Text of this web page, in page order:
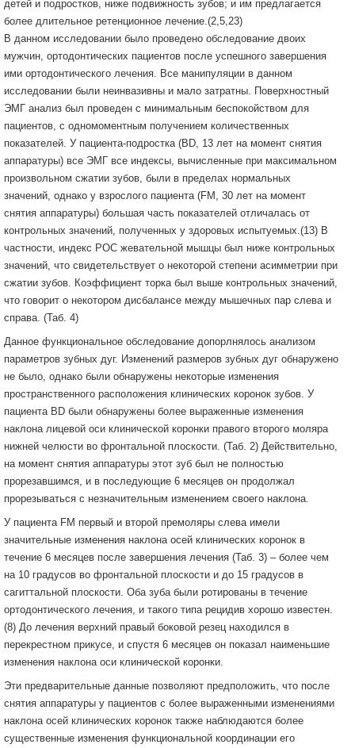
детей и подростков, ниже подвижность зубов; и им предлагается
более длительное ретенционное лечение.(2,5,23)
В данном исследовании было проведено обследование двоих
мужчин, ортодонтических пациентов после успешного завершения
ими ортодонтического лечения. Все манипуляции в данном
исследовании были неинвазивны и мало затратны. Поверхностный
ЭМГ анализ был проведен с минимальным беспокойством для
пациентов, с одномоментным получением количественных
показателей. У пациента-подростка (BD, 13 лет на момент снятия
аппаратуры) все ЭМГ все индексы, вычисленные при максимальном
произвольном сжатии зубов, были в пределах нормальных
значений, однако у взрослого пациента (FM, 30 лет на момент
снятия аппаратуры) большая часть показателей отличалась от
контрольных значений, полученных у здоровых испытуемых.(13) В
частности, индекс POC жевательной мышцы был ниже контрольных
значений, что свидетельствует о некоторой степени асимметрии при
сжатии зубов. Коэффициент торка был выше контрольных значений,
что говорит о некотором дисбалансе между мышечных пар слева и
справа. (Таб. 4)
Данное функциональное обследование допорлнялось анализом
параметров зубных дуг. Изменений размеров зубных дуг обнаружено
не было, однако были обнаружены некоторые изменения
пространственного расположения клинических коронок зубов. У
пациента BD были обнаружены более выраженные изменения
наклона лицевой оси клинической коронки правого второго моляра
нижней челюсти во фронтальной плоскости. (Таб. 2) Действительно,
на момент снятия аппаратуры этот зуб был не полностью
прорезавшимся, и в последующие 6 месяцев он продолжал
прорезываться с незначительным изменением своего наклона.
У пациента FM первый и второй премоляры слева имели
значительные изменения наклона осей клинических коронок в
течение 6 месяцев после завершения лечения (Таб. 3) – более чем
на 10 градусов во фронтальной плоскости и до 15 градусов в
сагиттальной плоскости. Оба зуба были ротированы в течение
ортодонтического лечения, и такого типа рецидив хорошо известен.
(8) До лечения верхний правый боковой резец находился в
перекрестном прикусе, и спустя 6 месяцев он показал наименьшие
изменения наклона оси клинической коронки.
Эти предварительные данные позволяют предположить, что после
снятия аппаратуры у пациентов с более выраженными изменениями
наклона осей клинических коронок также наблюдаются более
существенные изменения функциональной координации его